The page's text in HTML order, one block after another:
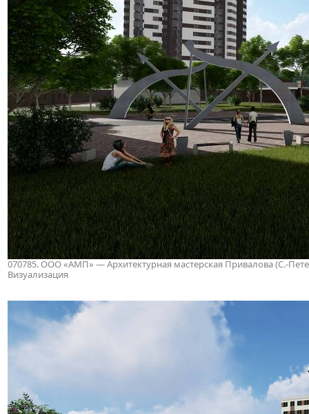
070785. ООО «АМП» — Архитектурная мастерская Привалова (С.-
Визуализация